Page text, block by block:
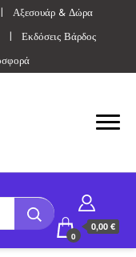
Αξεσουάρ & Δώρα
Εκδόσεις Βάρδος
0
0,00 €